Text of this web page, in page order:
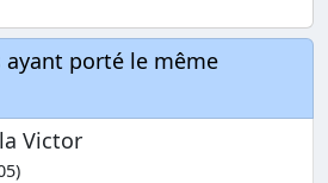
ayant porté le même
Victor